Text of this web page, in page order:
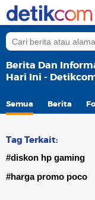
Berita Dan
Hari Ini -
Semua Berita
Tag Terkait:
#diskon hp gaming
#harga promo poco